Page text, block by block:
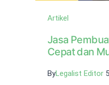
Artikel
Jasa
Cepat dan
ByLegalist Editor